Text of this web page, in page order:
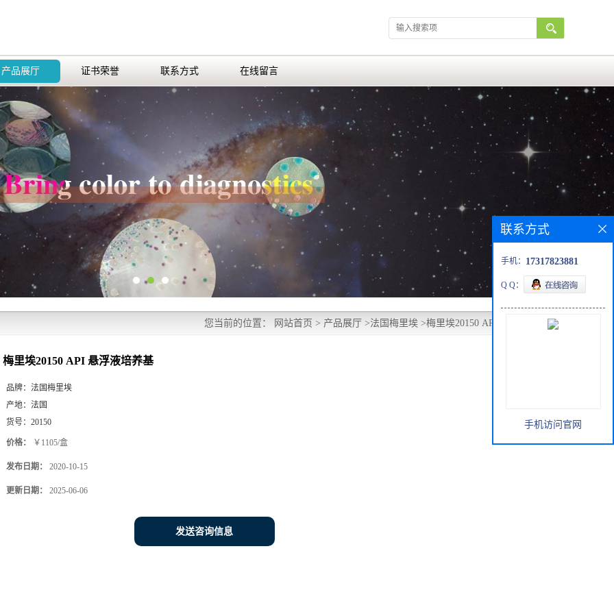
产品展厅 证书荣誉 联系方式 在线留言
您当前的位置： 网站首页 > 产品展厅 >法国梅里埃 >梅里埃20150 API 悬浮液培养基
梅里埃20150 API 悬浮液培养基
品牌： 法国梅里埃
产地： 法国
货号： 20150
价格： ￥1105/盒
发布日期： 2020-10-15
更新日期： 2025-06-06
发送咨询信息
联系方式
手机： 17317823881
Q Q：
手机访问官网